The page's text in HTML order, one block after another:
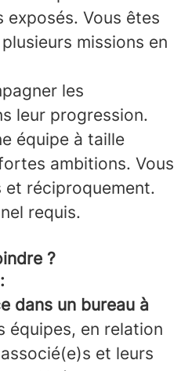
Vous êtes
missions en
les
leur progression.
équipe à taille
ambitions. Vous
et réciproquement.
requis.
?
dans un bureau à
équipes, en relation
et leurs